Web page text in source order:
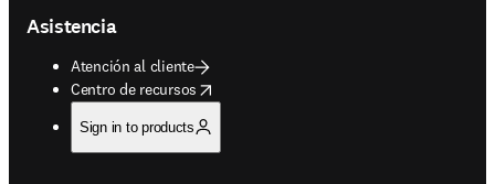
Asistencia
Atención al cliente
Centro de recursos
opens in new tab/window
Sign in to products